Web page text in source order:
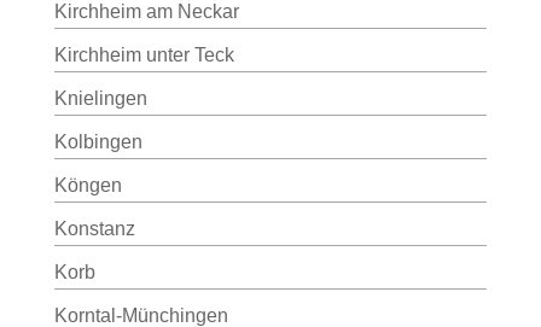
Kirchheim am Neckar
Kirchheim unter Teck
Knielingen
Kolbingen
Köngen
Konstanz
Korb
Korntal-Münchingen